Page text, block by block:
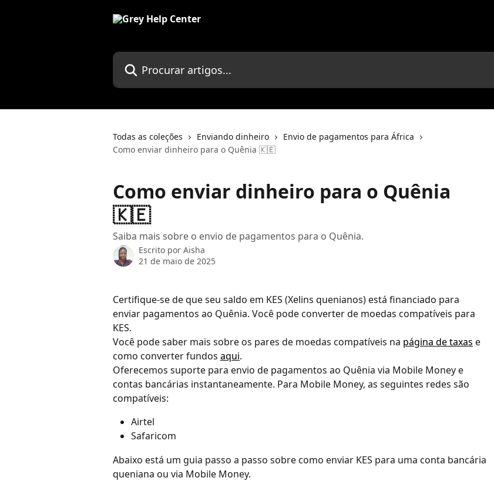
Procurar artigos...
Todas as coleções Enviando dinheiro
Envio de pagamentos para África
Como enviar dinheiro para o Quênia 🇰🇪
Como enviar dinheiro para o Quênia
🇰🇪
Saiba mais sobre o envio de pagamentos para o Quênia.
Escrito por Aisha
21 de maio de 2025
Certifique-se de que seu saldo em KES (Xelins quenianos) está financiado para
enviar pagamentos ao Quênia. Você pode converter de moedas compatíveis para
KES.
Você pode saber mais sobre os pares de moedas compatíveis na página de taxas e
como converter fundos aqui.
Oferecemos suporte para envio de pagamentos ao Quênia via Mobile Money e
contas bancárias instantaneamente. Para Mobile Money, as seguintes redes são
compatíveis:
Airtel
Safaricom
Abaixo está um guia passo a passo sobre como enviar KES para uma conta bancária
queniana ou via Mobile Money.